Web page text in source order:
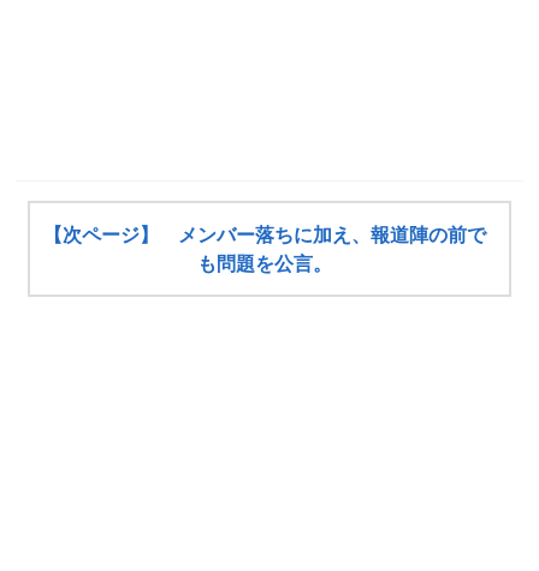
【次ページ】 メンバー落ちに加え、報道陣の前で
も問題を公言。